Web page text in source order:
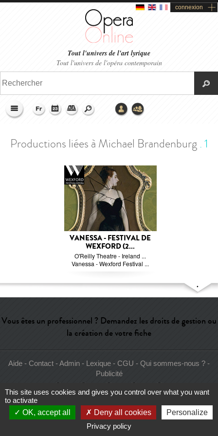
connexion
Tout l'univers de l'art lyrique
Tout l'univers de l'opéra contemporain
Productions liées à Michael Brandenburg .1
VANESSA - FESTIVAL DE
WEXFORD (2...
O'Reilly Theatre - Ireland ...
Vanessa - Wexford Festival ...
Vous êtes un professionnel ? Demandez les droits de gestion ou
la création de votre fiche
Aide - Contact -Admin - Lexique - CGU - Qui sommes-nous ? -
Publicité
This site uses cookies and gives you control over what you want
to activate
OK, accept all
Deny all cookies
Personalize
Privacy policy